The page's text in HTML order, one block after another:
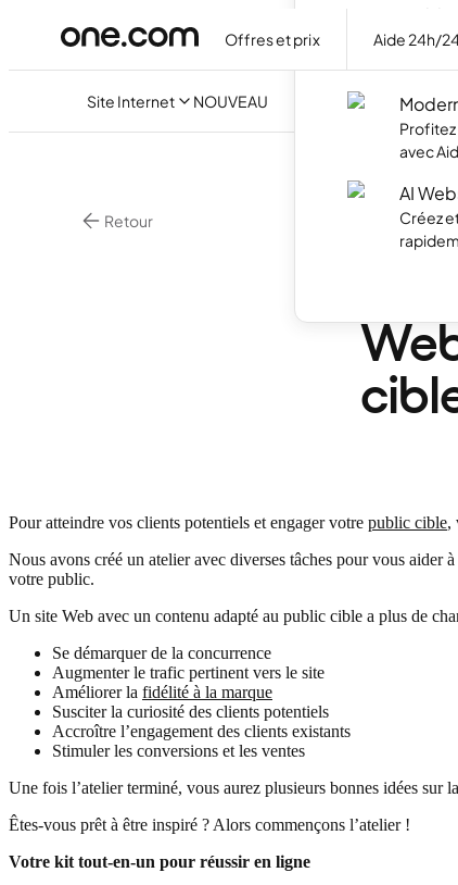
Offres et prix Aide 24h/
Site Internet NOUVEAU
Créez
avec
AI
Créez
Retour
Marketing En
Pour atteindre vos clients potentiels et engager votre public cible,
Nous avons créé un atelier avec diverses tâches pour vous aider
votre public.
Un site Web avec un contenu adapté au public cible a plus de
Se démarquer de la concurrence
Augmenter le trafic pertinent vers le site
Améliorer la fidélité à la marque
Susciter la curiosité des clients potentiels
Accroître l’engagement des clients existants
Stimuler les conversions et les ventes
Une fois l’atelier terminé, vous aurez plusieurs bonnes idées
Êtes-vous prêt à être inspiré ? Alors commençons l’atelier !
Votre kit tout-en-un pour réussir en ligne